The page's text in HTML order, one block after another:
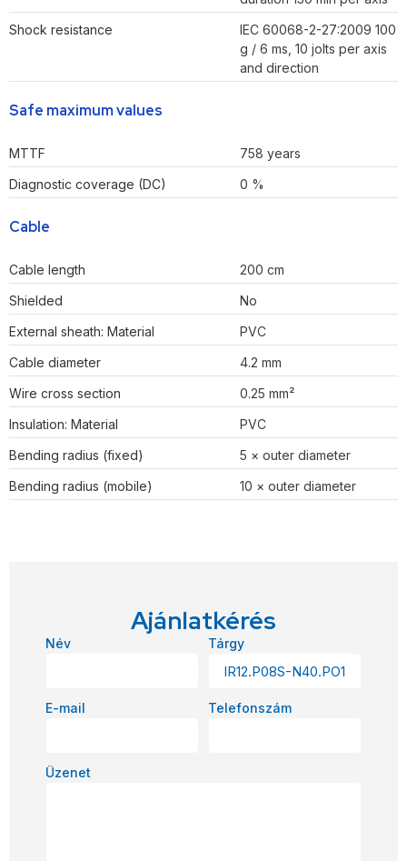
Shock resistance
IEC 60068-2-27:2009 100
g / 6 ms, 10 jolts per axis
and direction
Safe maximum values
MTTF
758 years
Diagnostic coverage (DC)
0 %
Cable
Cable length
200 cm
Shielded
No
External sheath: Material
PVC
Cable diameter
4.2 mm
Wire cross section
0.25 mm²
Insulation: Material
PVC
Bending radius (fixed)
5 × outer diameter
Bending radius (mobile)
10 × outer diameter
Ajánlatkérés
Név Tárgy
E-mail Telefonszám
Üzenet